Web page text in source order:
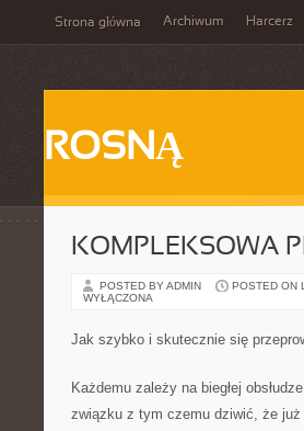
Strona główna Archiwum Harcerz
ROSNĄ
KOMPLEKSOWA
POSTED BY ADMIN POSTED ON
WYŁĄCZONA
Jak szybko i skutecznie się
Każdemu zależy na biegłej
związku z tym czemu dziwić, że